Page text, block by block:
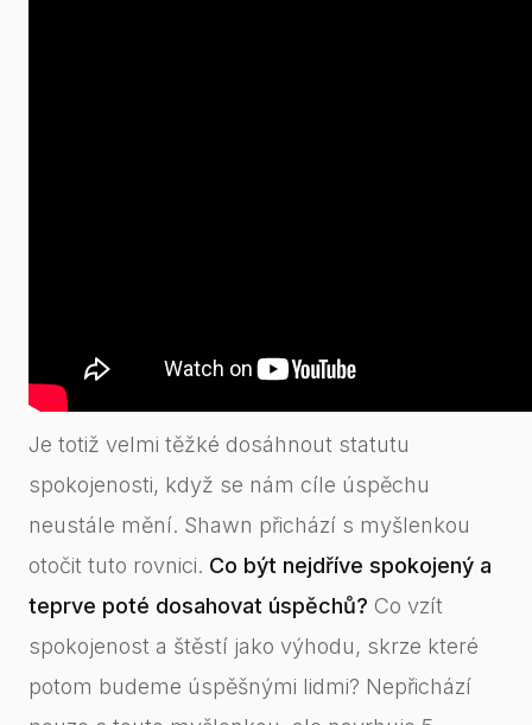
Je totiž velmi těžké dosáhnout statutu
spokojenosti, když se nám cíle úspěchu
neustále mění. Shawn přichází s myšlenkou
otočit tuto rovnici. Co být nejdříve spokojený a
teprve poté dosahovat úspěchů? Co vzít
spokojenost a štěstí jako výhodu, skrze které
potom budeme úspěšnými lidmi? Nepřichází